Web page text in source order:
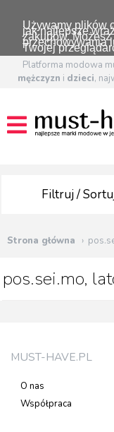
Używamy plików
jak najlepsze
zakupów.
przechowywania
Twojej
Platforma modowa
mężczyzn i dzieci,
Filtruj /
Strona główna
pos.sei.mo,
MUST-HAVE.PL
O nas
Współpraca